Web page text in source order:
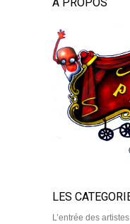
LES
L’entrée des artistes